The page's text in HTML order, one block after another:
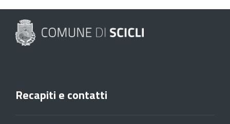
Recapiti e contatti